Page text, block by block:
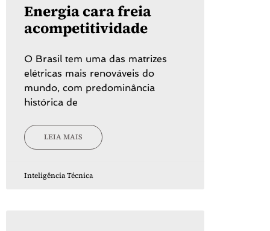
Energia cara freia
acompetitividade
O Brasil tem uma das matrizes
elétricas mais renováveis do
mundo, com predominância
histórica de
LEIA MAIS
Inteligência Técnica